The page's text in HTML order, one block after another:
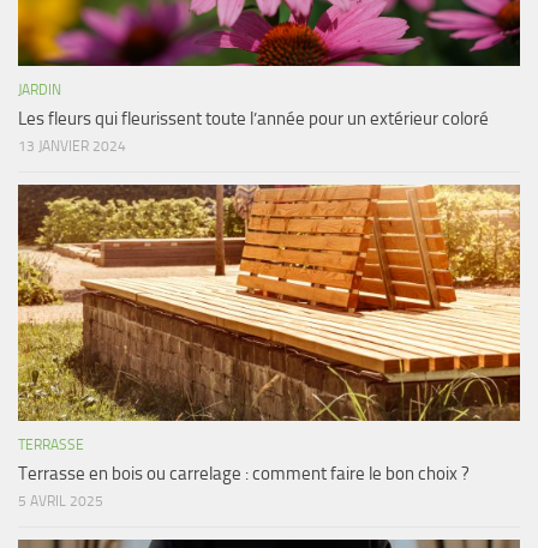
JARDIN
Les fleurs qui fleurissent toute l’année pour un extérieur coloré
13 JANVIER 2024
TERRASSE
Terrasse en bois ou carrelage : comment faire le bon choix ?
5 AVRIL 2025